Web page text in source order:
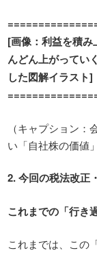
[画像：利益を積
んどん上がってい
した図解イラスト]
（キャプション
い「自社株の価値
2.今回の税法改正
これまでの「行き
これまでは、この